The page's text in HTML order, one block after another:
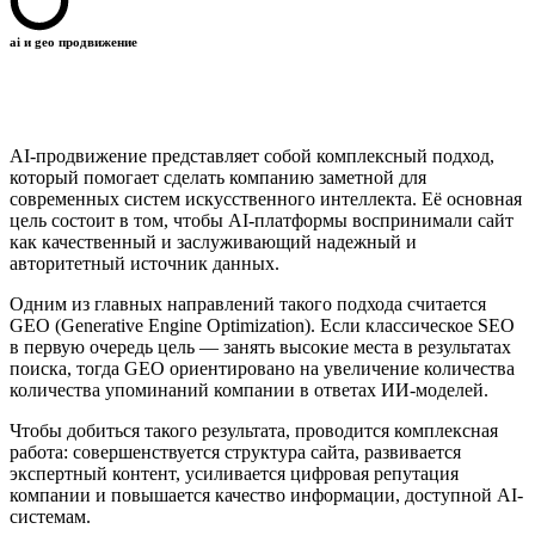
ai и geo продвижение
AI-продвижение представляет собой комплексный подход,
который помогает сделать компанию заметной для
современных систем искусственного интеллекта. Её основная
цель состоит в том, чтобы AI-платформы воспринимали сайт
как качественный и заслуживающий надежный и
авторитетный источник данных.
Одним из главных направлений такого подхода считается
GEO (Generative Engine Optimization). Если классическое SEO
в первую очередь цель — занять высокие места в результатах
поиска, тогда GEO ориентировано на увеличение количества
количества упоминаний компании в ответах ИИ-моделей.
Чтобы добиться такого результата, проводится комплексная
работа: совершенствуется структура сайта, развивается
экспертный контент, усиливается цифровая репутация
компании и повышается качество информации, доступной AI-
системам.